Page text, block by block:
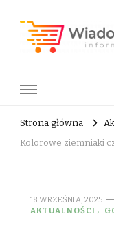
Strona główna
Kolorowe ziemniaki
18 WRZEŚNIA, 2025
AKTUALNOŚCI